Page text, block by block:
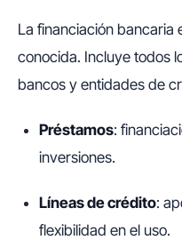
La financiación bancaria
conocida. Incluye todos
bancos y entidades de
Préstamos:
inversiones.
Líneas de crédito:
flexibilidad en el uso.